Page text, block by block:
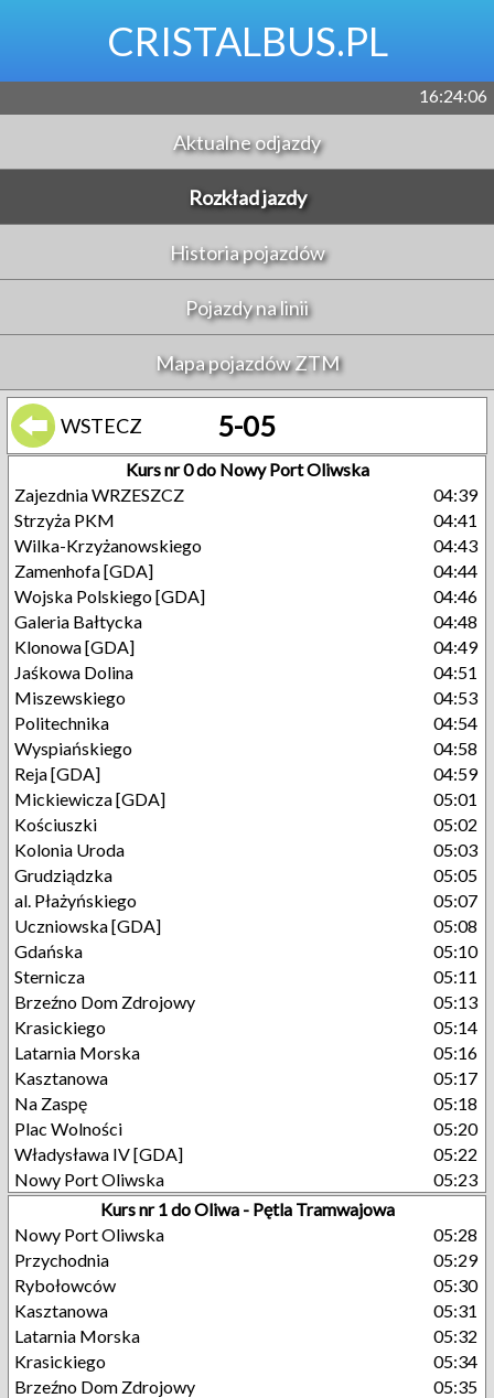
CRISTALBUS.PL
16:24:07
Aktualne odjazdy
Rozkład jazdy
Historia pojazdów
Pojazdy na linii
Mapa pojazdów ZTM
WSTECZ 5-05
Kurs nr 0 do Nowy Port Oliwska
Zajezdnia WRZESZCZ
04:39
Strzyża PKM
04:41
Wilka-Krzyżanowskiego
04:43
Zamenhofa [GDA]
04:44
Wojska Polskiego [GDA]
04:46
Galeria Bałtycka
04:48
Klonowa [GDA]
04:49
Jaśkowa Dolina
04:51
Miszewskiego
04:53
Politechnika
04:54
Wyspiańskiego
04:58
Reja [GDA]
04:59
Mickiewicza [GDA]
05:01
Kościuszki
05:02
Kolonia Uroda
05:03
Grudziądzka
05:05
al. Płażyńskiego
05:07
Uczniowska [GDA]
05:08
Gdańska
05:10
Sternicza
05:11
Brzeźno Dom Zdrojowy
05:13
Krasickiego
05:14
Latarnia Morska
05:16
Kasztanowa
05:17
Na Zaspę
05:18
Plac Wolności
05:20
Władysława IV [GDA]
05:22
Nowy Port Oliwska
05:23
Kurs nr 1 do Oliwa - Pętla Tramwajowa
Nowy Port Oliwska
05:28
Przychodnia
05:29
Rybołowców
05:30
Kasztanowa
05:31
Latarnia Morska
05:32
Krasickiego
05:34
Brzeźno Dom Zdrojowy
05:35